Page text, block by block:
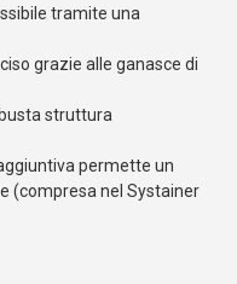
tramite una
grazie alle ganasce di
struttura
permette un
(compresa nel Systainer